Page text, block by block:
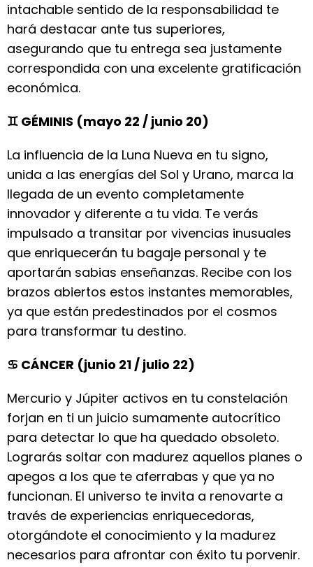
intachable sentido de la responsabilidad te
hará destacar ante tus superiores,
asegurando que tu entrega sea justamente
correspondida con una excelente gratificación
económica.
♊ GÉMINIS (mayo 22 / junio 20)
La influencia de la Luna Nueva en tu signo,
unida a las energías del Sol y Urano, marca la
llegada de un evento completamente
innovador y diferente a tu vida. Te verás
impulsado a transitar por vivencias inusuales
que enriquecerán tu bagaje personal y te
aportarán sabias enseñanzas. Recibe con los
brazos abiertos estos instantes memorables,
ya que están predestinados por el cosmos
para transformar tu destino.
♋ CÁNCER (junio 21 / julio 22)
Mercurio y Júpiter activos en tu constelación
forjan en ti un juicio sumamente autocrítico
para detectar lo que ha quedado obsoleto.
Lograrás soltar con madurez aquellos planes o
apegos a los que te aferrabas y que ya no
funcionan. El universo te invita a renovarte a
través de experiencias enriquecedoras,
otorgándote el conocimiento y la madurez
necesarios para afrontar con éxito tu porvenir.